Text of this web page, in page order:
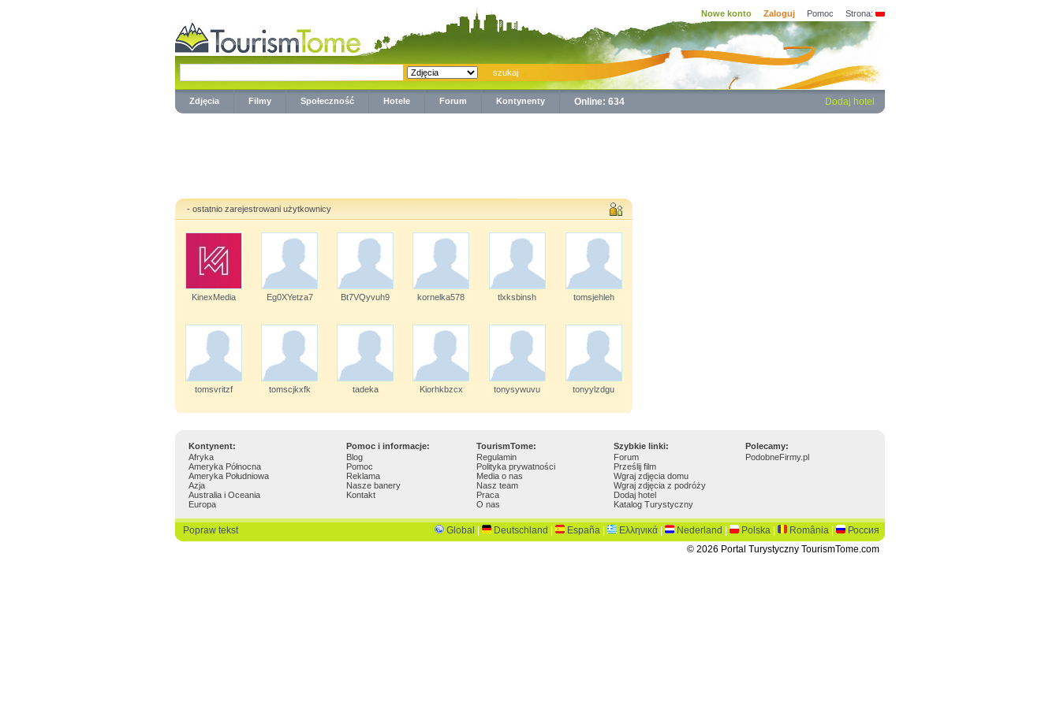
Nowe konto Zaloguj Pomoc Strona:
Zdjęcia Filmy Społeczność Hotele Forum Kontynenty Online: 634 Dodaj hotel
- ostatnio zarejestrowani użytkownicy
KinexMedia Eg0XYetza7 Bt7VQyvuh9 kornelka578 tlxksbinsh tomsjehleh
tomsvritzf tomscjkxfk tadeka Kiorhkbzcx tonysywuvu tonyylzdgu
Kontynent: Pomoc i informacje: TourismTome: Szybkie linki:
Polecamy:
Afryka
Ameryka Północna
Ameryka Południowa
Azja
Australia i Oceania
Europa
Blog
Pomoc
Reklama
Nasze banery
Kontakt
Regulamin
Polityka prywatności
Media o nas
Nasz team
Praca
O nas
Forum
Prześlij film
Wgraj zdjęcia domu
Wgraj zdjęcia z podróży
Dodaj hotel
Katalog Turystyczny
PodobneFirmy.pl
Popraw tekst Global Deutschland España Ελληνικά Nederland Polska România
Россия
© 2026 Portal Turystyczny TourismTome.com